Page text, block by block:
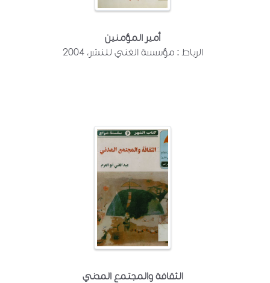
أمير المؤمنين
الرباط : مؤسسة الغني للنشر، 2004
الثقافة والمجتمع المدني